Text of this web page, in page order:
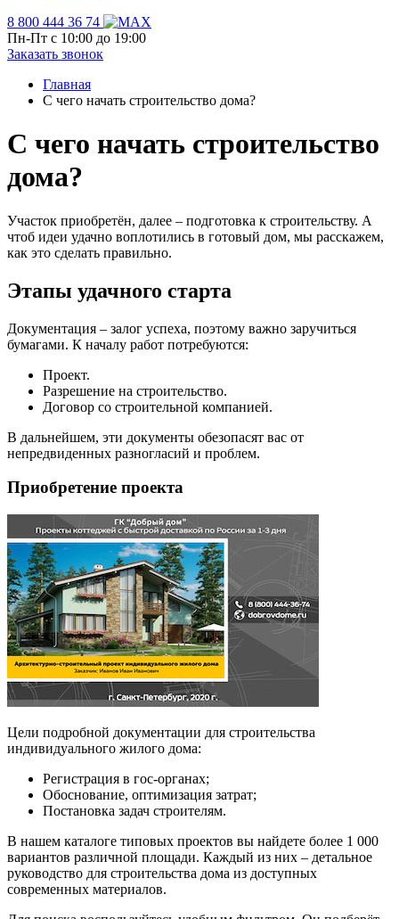
8 800 444 36 74
Пн-Пт с 10:00 до 19:00
Заказать звонок
Главная
С чего начать строительство дома?
С чего начать строительство
дома?
Участок приобретён, далее – подготовка к строительству. А
чтоб идеи удачно воплотились в готовый дом, мы расскажем,
как это сделать правильно.
Этапы удачного старта
Документация – залог успеха, поэтому важно заручиться
бумагами. К началу работ потребуются:
Проект.
Разрешение на строительство.
Договор со строительной компанией.
В дальнейшем, эти документы обезопасят вас от
непредвиденных разногласий и проблем.
Приобретение проекта
Цели подробной документации для строительства
индивидуального жилого дома:
Регистрация в гос-органах;
Обоснование, оптимизация затрат;
Постановка задач строителям.
В нашем каталоге типовых проектов вы найдете более 1 000
вариантов различной площади. Каждый из них – детальное
руководство для строительства дома из доступных
современных материалов.